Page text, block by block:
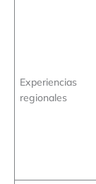
Experiencias
regionales